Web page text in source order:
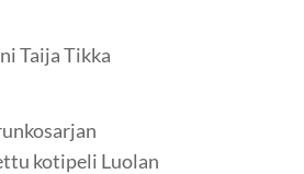
Taija Tikka
kotipeli Luolan